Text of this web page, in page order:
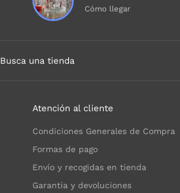
Cómo llegar
Busca una tienda
Atención al cliente
Condiciones Generales de Compra
Formas de pago
Envío y recogidas en tienda
Garantía y devoluciones